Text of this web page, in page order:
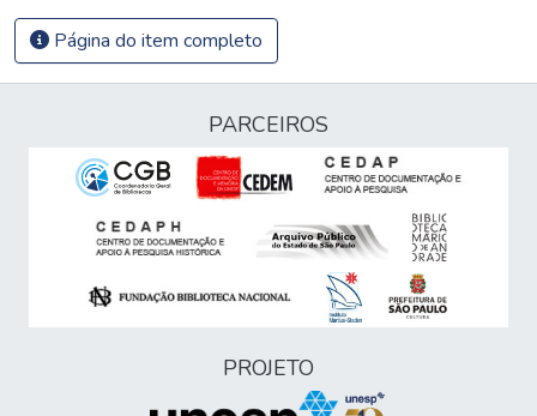
Página do item completo
PARCEIROS
PROJETO